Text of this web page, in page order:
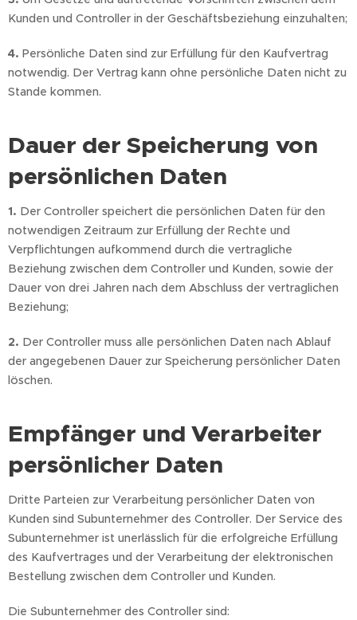
Kunden und Controller in der Geschäftsbeziehung einzuhalten;
4. Persönliche Daten sind zur Erfüllung für den Kaufvertrag
notwendig. Der Vertrag kann ohne persönliche Daten nicht zu
Stande kommen.
Dauer der Speicherung von
persönlichen Daten
1. Der Controller speichert die persönlichen Daten für den
notwendigen Zeitraum zur Erfüllung der Rechte und
Verpflichtungen aufkommend durch die vertragliche
Beziehung zwischen dem Controller und Kunden, sowie der
Dauer von drei Jahren nach dem Abschluss der vertraglichen
Beziehung;
2. Der Controller muss alle persönlichen Daten nach Ablauf
der angegebenen Dauer zur Speicherung persönlicher Daten
löschen.
Empfänger und Verarbeiter
persönlicher Daten
Dritte Parteien zur Verarbeitung persönlicher Daten von
Kunden sind Subunternehmer des Controller. Der Service des
Subunternehmer ist unerlässlich für die erfolgreiche Erfüllung
des Kaufvertrages und der Verarbeitung der elektronischen
Bestellung zwischen dem Controller und Kunden.
Die Subunternehmer des Controller sind: